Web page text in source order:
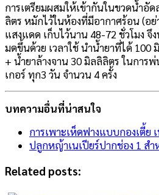
การเตรียมผสมให้เข้ากันในขวดน้ำอั
ลิตร หมักไว้ในห้องที่มีอากาศร้อน (อ
แสงแดด เก็บไว้นาน 48-72 ชั่วโมง จึ
มดขึ้นด้วย เวลาใช้ นำน้ำยาที่ได้ 100
+ น้ำยาล้างจาน 30 มิลลิลิตร ในการ
เกอร์ ทุก3 วัน จำนวน 4 ครั้ง
บทความอื่นที่น่าสนใจ
การเพาะเห็ดฟางแบบกองเตี้ย
ปลูกหญ้าเนเปียร์ปากช่อง 1 สำ
Related posts: